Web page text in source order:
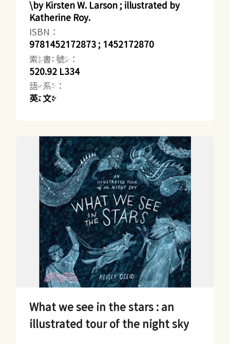
\by Kirsten W. Larson ; illustrated by
Katherine Roy.
ISBN：
9781452172873 ; 1452172870
索書號：
520.92 L334
語系：
英文
What we see in the stars : an
illustrated tour of the night sky